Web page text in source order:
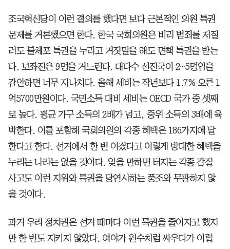
조국혁신당이 이런 결의를 했다면 보다 근본적인 의원 특권
문제를 거론했으면 한다. 한국 국회의원은 비리 범죄를 저질
러도 불체포 특권을 누리고 거짓말을 해도 면책 특권을 받는
다. 보좌진은 9명을 거느린다. 대다수 선진국이 2~5명임을
감안하면 너무 지나치다. 올해 세비는 작년보다 1.7% 오른 1
억5700만원이다. 국민소득 대비 세비는 OECD 국가 중 셋째
로 높다. 평균 가구 소득의 2배가 넘고, 중위 소득의 3배에 육
박한다. 이를 포함해 국회의원의 각종 혜택은 186가지에 달
한다고 한다. 선거에서 한 번 이겼다고 이렇게 방대한 혜택을
누리는 나라는 없을 것이다. 잊을 만하면 터지는 각종 갑질
사고도 이런 지위와 특권을 당연시하는 풍조와 무관하지 않
을 것이다.
과거 우리 정치권은 선거 때마다 이런 특권을 줄이자고 했지
만 한 번도 지키지 않았다. 여야가 원수처럼 싸우다가 이럴